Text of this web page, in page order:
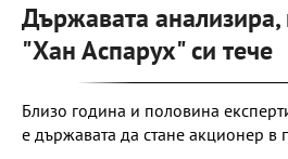
Държавата анализира,
"Хан Аспарух" си тече
Близо година и половина
е държавата да стане акционер в